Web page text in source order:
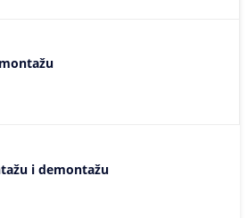
i demontažu